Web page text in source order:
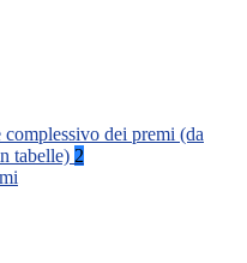
dei premi (da
tabelle) 2